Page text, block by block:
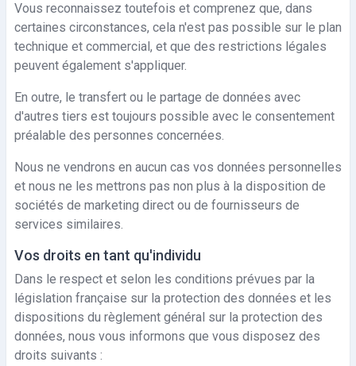
Vous reconnaissez toutefois et comprenez que, dans
certaines circonstances, cela n'est pas possible sur le plan
technique et commercial, et que des restrictions légales
peuvent également s'appliquer.
En outre, le transfert ou le partage de données avec
d'autres tiers est toujours possible avec le consentement
préalable des personnes concernées.
Nous ne vendrons en aucun cas vos données personnelles
et nous ne les mettrons pas non plus à la disposition de
sociétés de marketing direct ou de fournisseurs de
services similaires.
Vos droits en tant qu'individu
Dans le respect et selon les conditions prévues par la
législation française sur la protection des données et les
dispositions du règlement général sur la protection des
données, nous vous informons que vous disposez des
droits suivants :